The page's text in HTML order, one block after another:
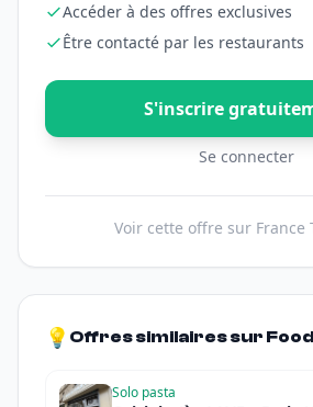
Accéder à des offres exclusives
Être contacté par les restaurants
S'inscrire
Se connecter
Voir cette offre sur France
💡 Offres similaires sur
Solo pasta